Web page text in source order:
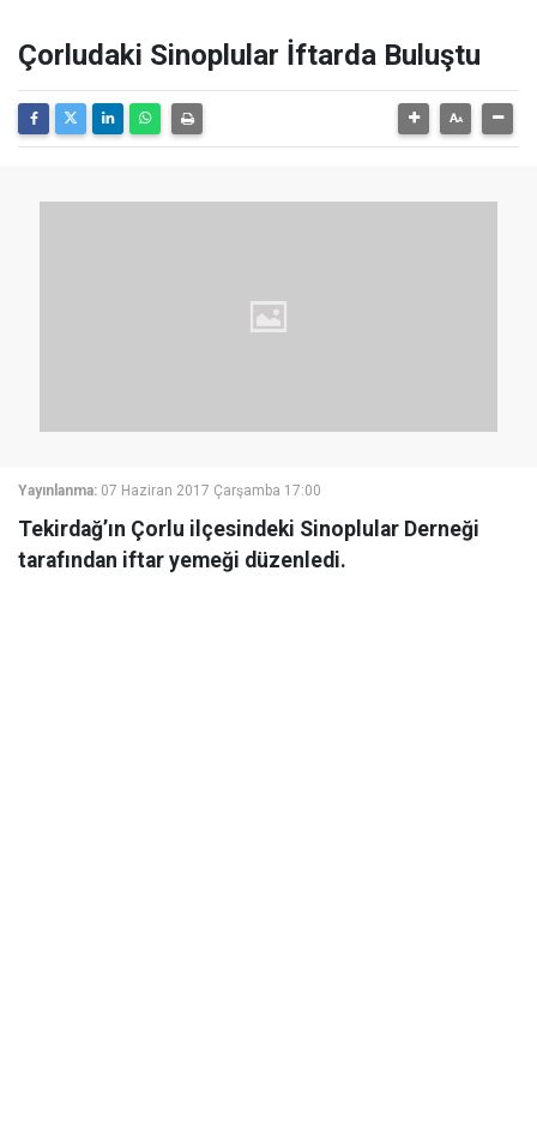
Çorludaki Sinoplular İftarda Buluştu
Yayınlanma: 07 Haziran 2017 Çarşamba 17:00
Tekirdağ’ın Çorlu ilçesindeki Sinoplular Derneği
tarafından iftar yemeği düzenledi.